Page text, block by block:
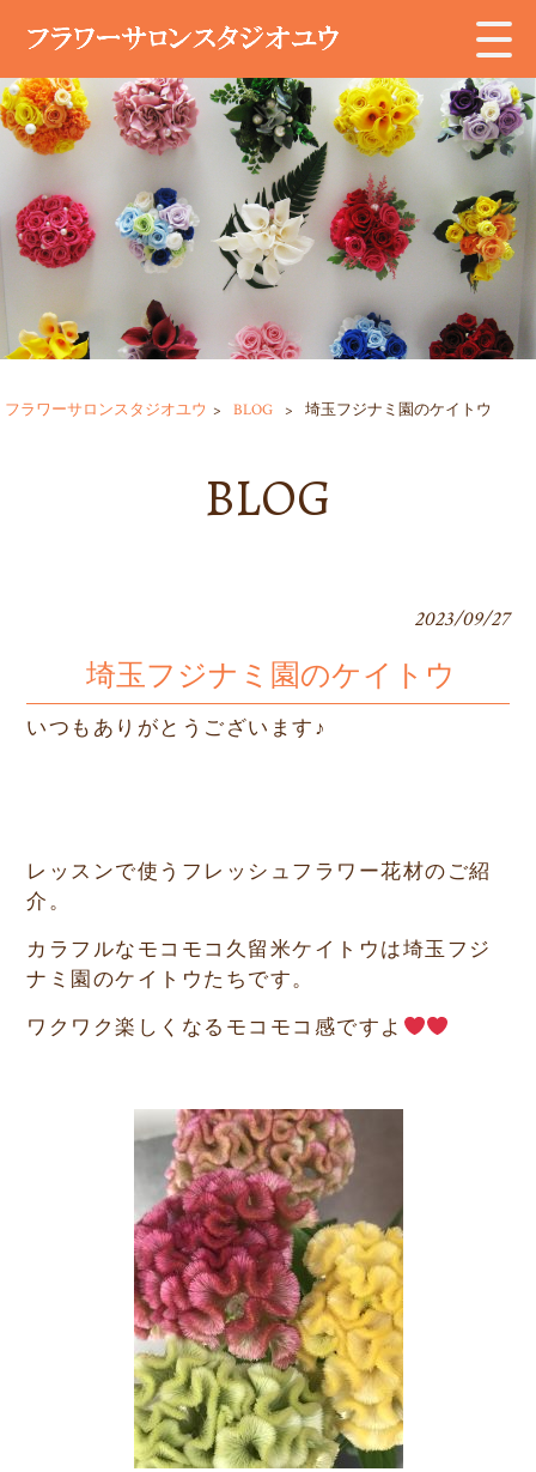
フラワーサロンスタジオユウ > BLOG > 埼玉フジナミ園のケイトウ
BLOG
2023/09/27
埼玉フジナミ園のケイトウ
いつもありがとうございます♪
レッスンで使うフレッシュフラワー花材のご紹
介。
カラフルなモコモコ久留米ケイトウは埼玉フジ
ナミ園のケイトウたちです。
ワクワク楽しくなるモコモコ感ですよ